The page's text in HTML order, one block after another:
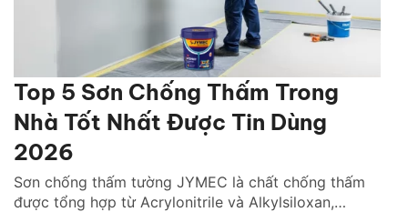
Top 5 Sơn Chống Thấm Trong
Nhà Tốt Nhất Được Tin Dùng
2026
Sơn chống thấm tường JYMEC là chất chống thấm
được tổng hợp từ Acrylonitrile và Alkylsiloxan,